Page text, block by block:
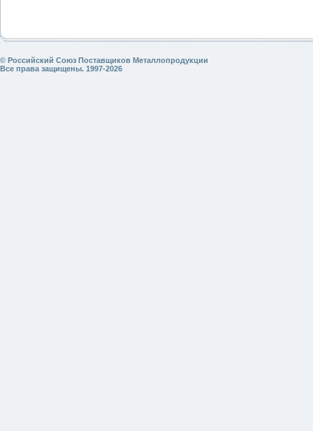
© Российский Союз Поставщиков Металлопродукции
Все права защищены. 1997-2026